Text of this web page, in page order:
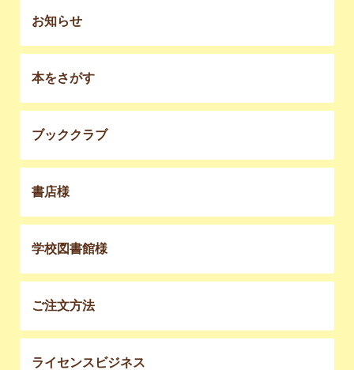
お知らせ
本をさがす
ブッククラブ
書店様
学校図書館様
ご注文方法
ライセンスビジネス